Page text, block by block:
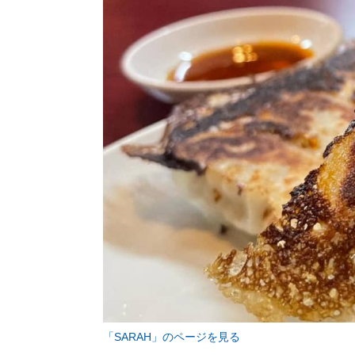
「SARAH」のページを見る